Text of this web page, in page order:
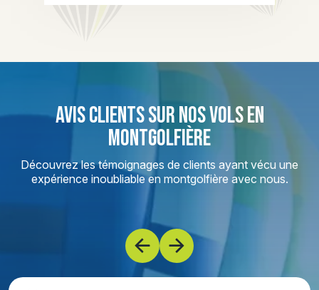
AVIS CLIENTS SUR NOS VOLS EN
MONTGOLFIÈRE
Découvrez les témoignages de clients ayant vécu une
expérience inoubliable en montgolfière avec nous.